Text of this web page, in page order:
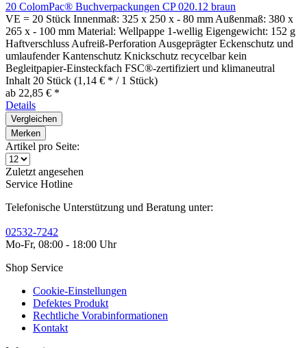
20 ColomPac® Buchverpackungen CP 020.12 braun
VE = 20 Stück Innenmaß: 325 x 250 x - 80 mm Außenmaß: 380 x
265 x - 100 mm Material: Wellpappe 1-wellig Eigengewicht: 152 g
Haftverschluss Aufreiß-Perforation Ausgeprägter Eckenschutz und
umlaufender Kantenschutz Knickschutz recycelbar kein
Begleitpapier-Einsteckfach FSC®-zertifiziert und klimaneutral
Inhalt 20 Stück (1,14 € * / 1 Stück)
ab 22,85 € *
Details
Vergleichen
Merken
Artikel pro Seite:
Zuletzt angesehen
Service Hotline
Telefonische Unterstützung und Beratung unter:
02532-7242
Mo-Fr, 08:00 - 18:00 Uhr
Shop Service
Cookie-Einstellungen
Defektes Produkt
Rechtliche Vorabinformationen
Kontakt